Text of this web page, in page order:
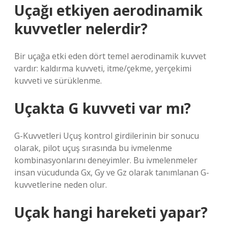
Uçağı etkiyen aerodinamik
kuvvetler nelerdir?
Bir uçağa etki eden dört temel aerodinamik kuvvet
vardır: kaldırma kuvveti, itme/çekme, yerçekimi
kuvveti ve sürüklenme.
Uçakta G kuvveti var mı?
G-Kuvvetleri Uçuş kontrol girdilerinin bir sonucu
olarak, pilot uçuş sırasında bu ivmelenme
kombinasyonlarını deneyimler. Bu ivmelenmeler
insan vücudunda Gx, Gy ve Gz olarak tanımlanan G-
kuvvetlerine neden olur.
Uçak hangi hareketi yapar?